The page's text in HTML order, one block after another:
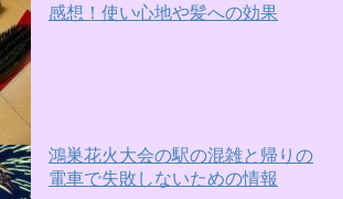
感想！使い心地や髪への効果
鴻巣花火大会の駅の混雑と帰りの
電車で失敗しないための情報